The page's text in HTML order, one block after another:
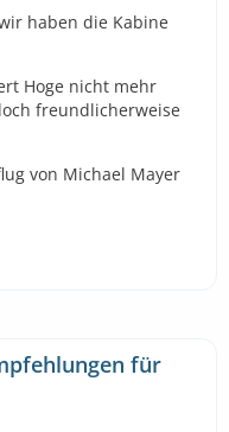
haben die Kabine
Hoge nicht mehr
freundlicherweise
von Michael Mayer
für